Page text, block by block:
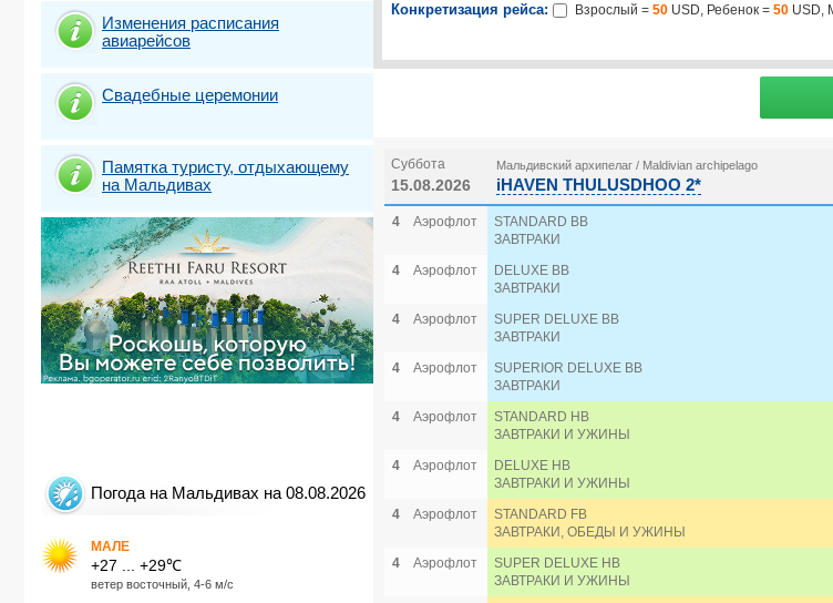
Изменения расписания
авиарейсов
Свадебные церемонии
Памятка туристу, отдыхающему
на Мальдивах
Погода на Мальдивах на 08.08.2026
МАЛЕ
+27 ... +29℃
ветер восточный, 4-6 м/с
Конкретизация рейса: Взрослый = 50 USD, Ребенок = 50 USD,
Суббота
15.08.2026
Мальдивский архипелаг / Maldivian archipelago
iHAVEN THULUSDHOO 2*
4 Аэрофлот
STANDARD BB
ЗАВТРАКИ
4 Аэрофлот
DELUXE BB
ЗАВТРАКИ
4 Аэрофлот
SUPER DELUXE BB
ЗАВТРАКИ
4 Аэрофлот
SUPERIOR DELUXE BB
ЗАВТРАКИ
4 Аэрофлот
STANDARD HB
ЗАВТРАКИ И УЖИНЫ
4 Аэрофлот
DELUXE HB
ЗАВТРАКИ И УЖИНЫ
4 Аэрофлот
STANDARD FB
ЗАВТРАКИ, ОБЕДЫ И УЖИНЫ
4 Аэрофлот
SUPER DELUXE HB
ЗАВТРАКИ И УЖИНЫ